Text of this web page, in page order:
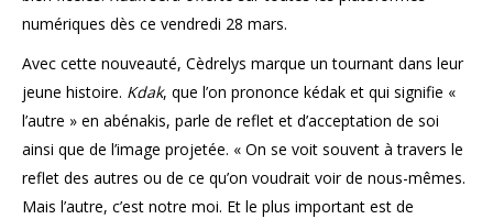
numériques dès ce vendredi 28 mars.
Avec cette nouveauté, Cèdrelys marque un tournant dans leur
jeune histoire. Kdak, que l’on prononce kédak et qui signifie «
l’autre » en abénakis, parle de reflet et d’acceptation de soi
ainsi que de l’image projetée. « On se voit souvent à travers le
reflet des autres ou de ce qu’on voudrait voir de nous-mêmes.
Mais l’autre, c’est notre moi. Et le plus important est de